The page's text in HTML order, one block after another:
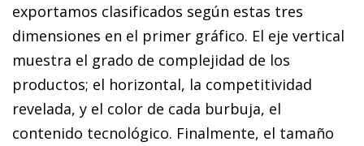
exportamos clasificados según estas tres
dimensiones en el primer gráfico. El eje vertical
muestra el grado de complejidad de los
productos; el horizontal, la competitividad
revelada, y el color de cada burbuja, el
contenido tecnológico. Finalmente, el tamaño